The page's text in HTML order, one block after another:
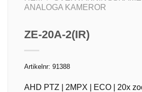
ANALOGA KAMEROR
ZE-20A-2(IR)
Artikelnr: 91388
AHD PTZ | 2MPX | ECO | 20x